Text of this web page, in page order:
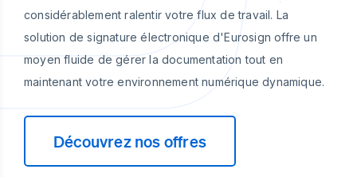
considérablement ralentir votre flux de travail. La
solution de signature électronique d'Eurosign offre un
moyen fluide de gérer la documentation tout en
maintenant votre environnement numérique dynamique.
Découvrez nos offres